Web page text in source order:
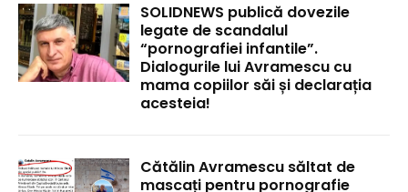
SOLIDNEWS publică dovezile
legate de scandalul
“pornografiei infantile”.
Dialogurile lui Avramescu cu
mama copiilor săi și declarația
acesteia!
Cătălin Avramescu săltat de
mascați pentru pornografie